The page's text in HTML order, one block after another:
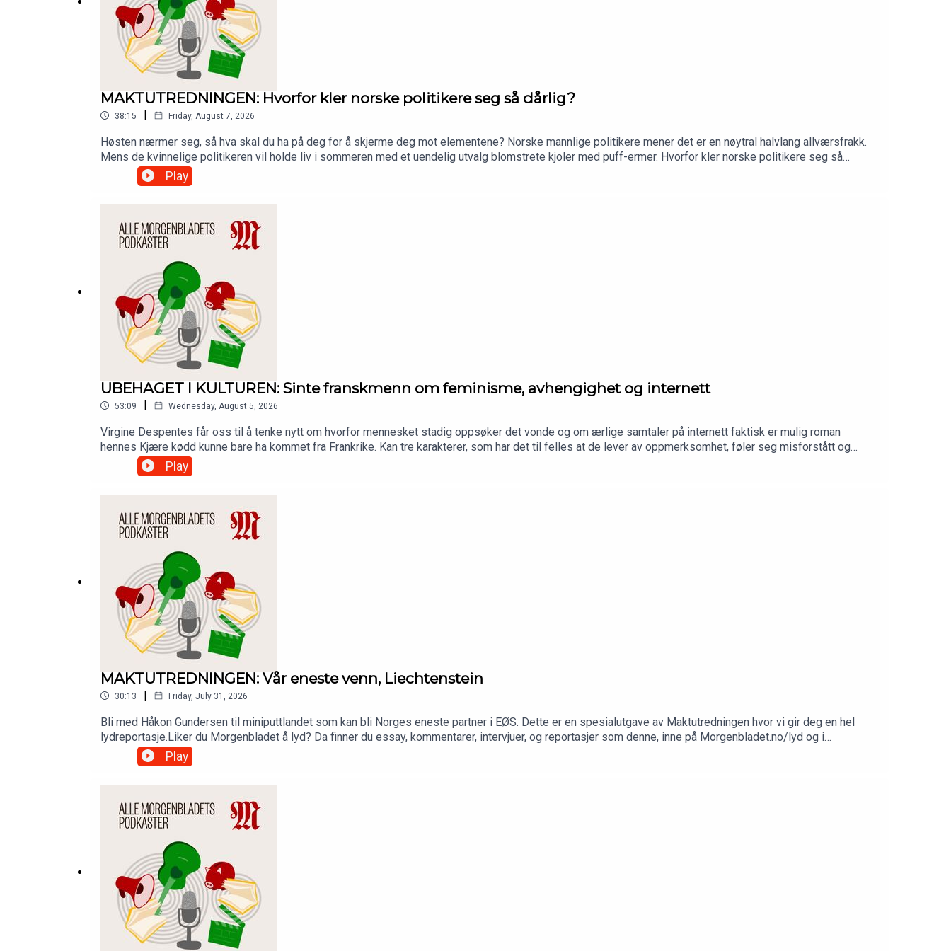
MAKTUTREDNINGEN: Hvorfor kler norske politikere seg så dårlig?
38:15 | Friday, August 7, 2026
Høsten nærmer seg, så hva skal du ha på deg for å skjerme deg mot elementene? Norske mannlige politikere mener det er en nøytral halvlang allværsfrakk.
Mens de kvinnelige politikeren vil holde liv i sommeren med et uendelig utvalg blomstrete kjoler med puff-ermer. Hvorfor kler norske politikere seg så
uinspirert?Hør podkasten Maktutredningen.
Play
UBEHAGET I KULTUREN: Sinte franskmenn om feminisme, avhengighet og internett
53:09 | Wednesday, August 5, 2026
Virgine Despentes får oss til å tenke nytt om hvorfor mennesket stadig oppsøker det vonde og om ærlige samtaler på internett faktisk er mulig roman
hennes Kjære kødd kunne bare ha kommet fra Frankrike. Kan tre karakterer, som har det til felles at de lever av oppmerksomhet, føler seg misforstått og
stadig oppsøker det som ødelegger dem, gi oss håp om en ekte samtale i en verden der nærheten mellom mennesker kneler under vekten av internett? Hør
podkasten Ubehaget i kulturen, med Bernhard Ellefsen og Ingeborg Misje Bergem.
Play
MAKTUTREDNINGEN: Vår eneste venn, Liechtenstein
30:13 | Friday, July 31, 2026
Bli med Håkon Gundersen til miniputtlandet som kan bli Norges eneste partner i EØS. Dette er en spesialutgave av Maktutredningen hvor vi gir deg en hel
lydreportasje.Liker du Morgenbladet å lyd? Da finner du essay, kommentarer, intervjuer, og reportasjer som denne, inne på Morgenbladet.no/lyd og i
Morgenbladets app.
Play